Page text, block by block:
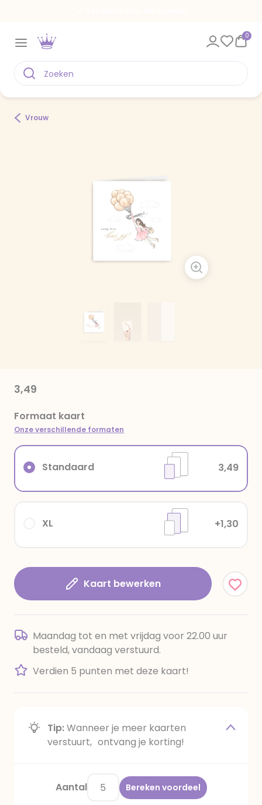
0
Vrouw
3,49
Formaat kaart
Onze verschillende formaten
XL +1,30
Standaard 3,49
Kaart bewerken
Maandag tot en met vrijdag voor 22.00 uur
besteld, vandaag verstuurd.
Verdien 5 punten met deze kaart!
Tip:Wanneer je meer kaarten
verstuurt, ontvang je korting!
Aantal Bereken voordeel